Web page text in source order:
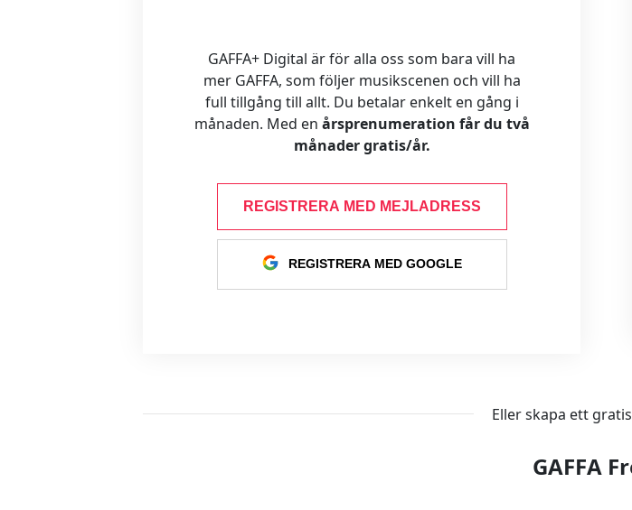
GAFFA+ Digital är för alla oss som bara vill ha
mer GAFFA, som följer musikscenen och vill ha
full tillgång till allt. Du betalar enkelt en gång i
månaden. Med en årsprenumeration får du två
månader gratis/år.
REGISTRERA MED MEJLADRESS
REGISTRERA MED GOOGLE
Eller skapa ett
GAFFA